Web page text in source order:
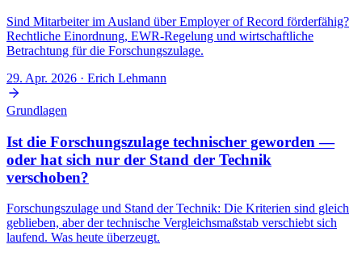
Projekte
Innovative Vorhaben, oft mit Marktbezug
Zielgruppe
KMU und Start-ups mit FuE-Erfahrung
Kooperation
Oft Kooperationsprojekte
Mehr Details zum Vergleich findet ihr in unserem Beitrag
bewilligtes Budget geht ohnehin nichts. Bei der
tatsächlich passiert ist. Dafür wird die Qualität des BSFZ-Antrags
übernehmen wir mit unsererForschungszulage Beratung
erfolgsbasiert.
Der erste Schritt, der dir auch ab jetzt
sichert
Sind Mitarbeiter im Ausland über Employer of Record förderfähig?
Rechtliche Einordnung, EWR-Regelung und wirtschaftliche
Betrachtung für die Forschungszulage.
29. Apr. 2026 · Erich Lehmann
Grundlagen
Ist die Forschungszulage technischer geworden —
oder hat sich nur der Stand der Technik
verschoben?
Forschungszulage und Stand der Technik: Die Kriterien sind gleich
geblieben, aber der technische Vergleichsmaßstab verschiebt sich
laufend. Was heute überzeugt.